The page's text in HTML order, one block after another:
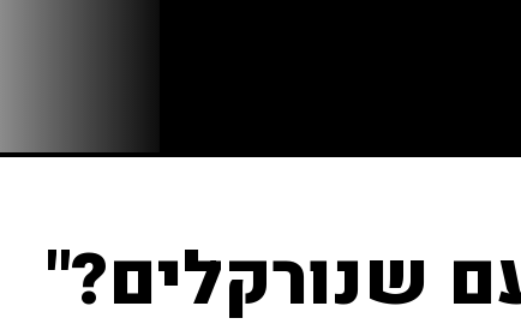
שנורקלים?"